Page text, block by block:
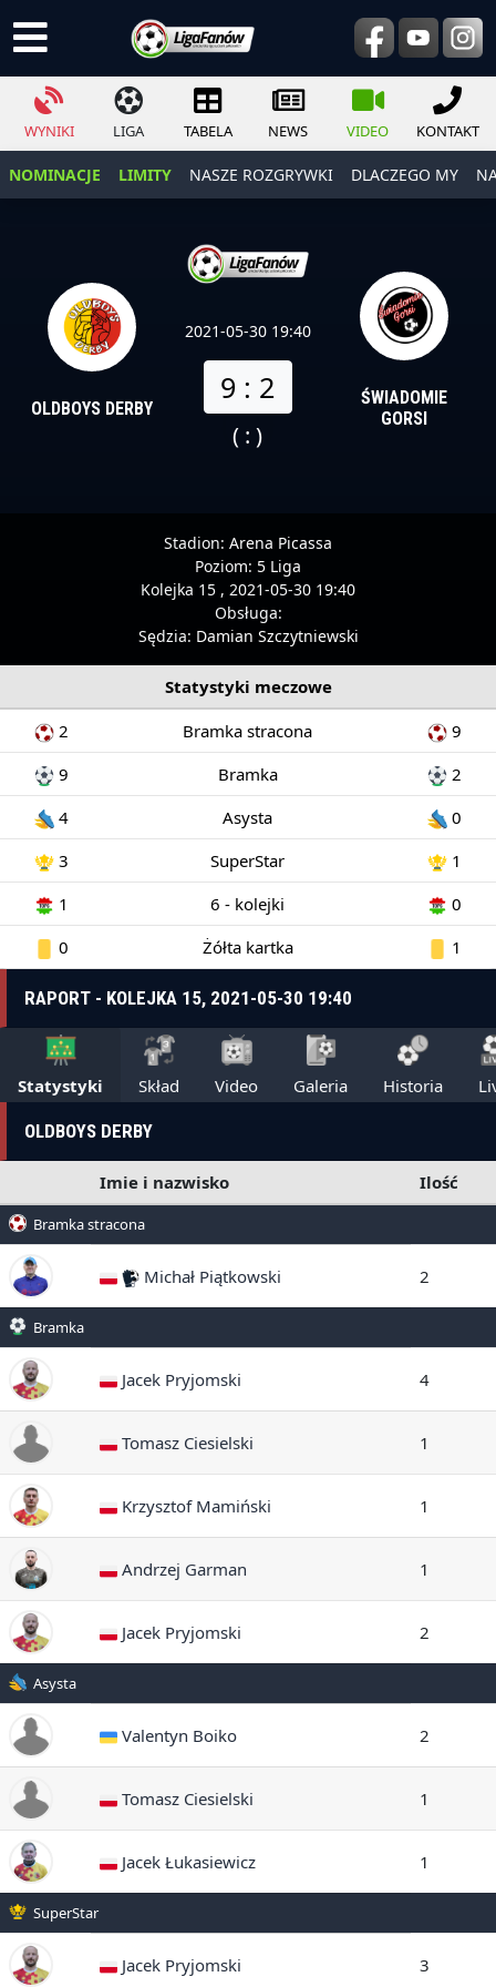
WYNIKI LIGA TABELA NEWS VIDEO KONTAKT
NOMINACJE LIMITY NASZE ROZGRYWKI DLACZEGO MY
OLDBOYS DERBY
2021-05-30 19:40
9 : 2
( : )
ŚWIADOMIE
GORSI
Stadion: Arena Picassa
Poziom: 5 Liga
Kolejka 15 , 2021-05-30 19:40
Obsługa:
Sędzia: Damian Szczytniewski
Statystyki meczowe
2
Bramka stracona
9
9
Bramka
2
4
Asysta
0
3
SuperStar
1
1
6 - kolejki
0
0
Żółta kartka 1
RAPORT - KOLEJKA 15, 2021-05-30 19:40
Statystyki Skład Video Galeria Historia
OLDBOYS DERBY
Imie i nazwisko Ilość
Bramka stracona
Michał Piątkowski 2
Bramka
Jacek Pryjomski 4
Tomasz Ciesielski 1
Krzysztof Mamiński 1
Andrzej Garman 1
Jacek Pryjomski 2
Asysta
Valentyn Boiko 2
Tomasz Ciesielski 1
Jacek Łukasiewicz 1
SuperStar
Jacek Pryjomski 3